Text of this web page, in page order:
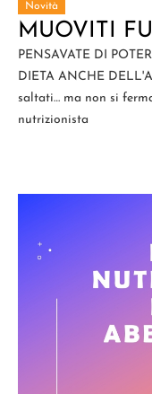
Novità
MUOVITI
PENSAVATE DI
DIETA ANCHE
saltati… ma non si
nutrizionista